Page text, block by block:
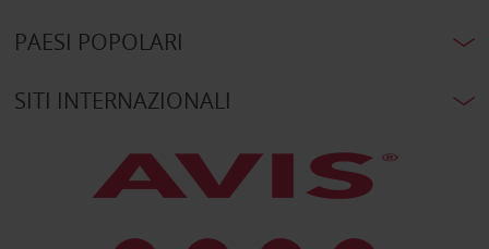
PAESI POPOLARI
SITI INTERNAZIONALI